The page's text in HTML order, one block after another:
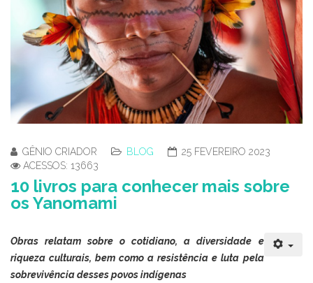
GÊNIO CRIADOR BLOG
25 FEVEREIRO 2023
ACESSOS: 13663
10 livros para conhecer mais sobre
os Yanomami
Obras relatam sobre o cotidiano, a diversidade e
riqueza culturais, bem como a resistência e luta pela
sobrevivência desses povos indígenas